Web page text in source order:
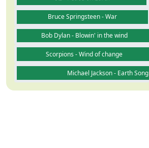
Bruce Springsteen - War
Bob Dylan - Blowin' in the wind
Scorpions - Wind of change
Michael Jackson - Earth Song